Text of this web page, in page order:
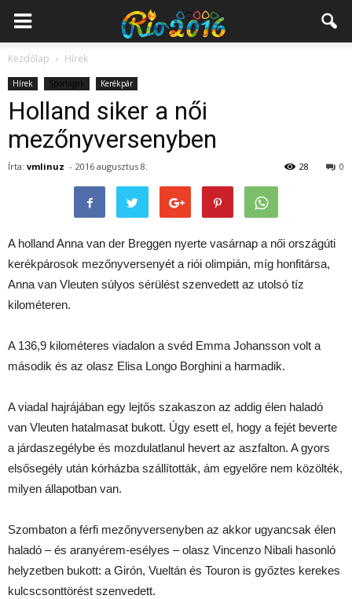
Kezdőlap Hírek
Hírek Sportágak Kerékpár
Holland siker a női
mezőnyversenyben
Írta: vmlinuz - 2016 augusztus 8. 0
28
A holland Anna van der Breggen nyerte vasárnap a női országúti
kerékpárosok mezőnyversenyét a riói olimpián, míg honfitársa,
Anna van Vleuten súlyos sérülést szenvedett az utolsó tíz
kilométeren.
A 136,9 kilométeres viadalon a svéd Emma Johansson volt a
második és az olasz Elisa Longo Borghini a harmadik.
A viadal hajrájában egy lejtős szakaszon az addig élen haladó
van Vleuten hatalmasat bukott. Úgy esett el, hogy a fejét beverte
a járdaszegélybe és mozdulatlanul hevert az aszfalton. A gyors
elsősegély után kórházba szállították, ám egyelőre nem közölték,
milyen állapotban van.
Szombaton a férfi mezőnyversenyben az akkor ugyancsak élen
haladó – és aranyérem-esélyes – olasz Vincenzo Nibali hasonló
helyzetben bukott: a Girón, Vueltán és Touron is győztes kerekes
kulcscsonttörést szenvedett.